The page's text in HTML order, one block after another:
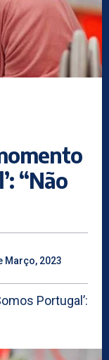
“Não
Março, 2023
Portugal’: